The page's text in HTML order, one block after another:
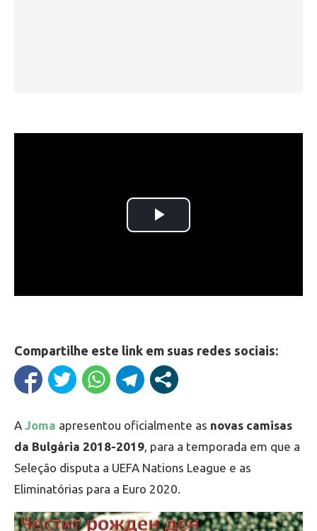
Compartilhe este link em suas redes sociais:
A Joma apresentou oficialmente as novas camisas
da Bulgária 2018-2019 , para a temporada em que a
Seleção disputa a UEFA Nations League e as
Eliminatórias para a Euro 2020.